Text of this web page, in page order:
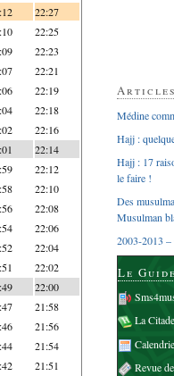
22:27
22:25
22:23
22:21
22:19
22:18
22:16
22:14
22:12
22:10
22:08
22:06
22:04
22:02
22:00
21:58
21:56
21:54
21:51
Médine
Hajj :
Hajj : 17
le faire !
Des
Musulman
2003-2013 –
Le
La
Revue